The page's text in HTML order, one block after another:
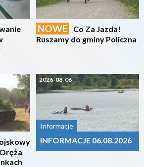
NOWE
Co Za Jazda!
Ruszamy do gminy Policzna
2026-08-06
Informacje
INFORMACJE 06.08.2026